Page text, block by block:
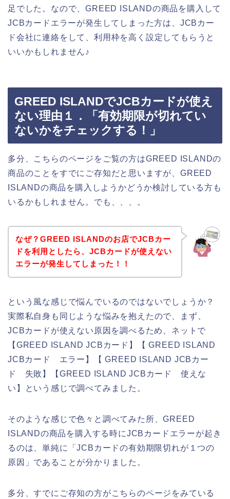
足でした。なので、GREED ISLANDの商品を購入して
JCBカードエラーが発生してしまった方は、JCBカー
ド会社に連絡をして、利用枠を高く設定してもらうと
いいかもしれません♪
GREED ISLANDでJCBカードが使え
ない理由１．「有効期限が切れてい
ないかをチェックする！」
多分、こちらのページをご覧の方はGREED ISLANDの
商品のことをすでにご存知だと思いますが、GREED
ISLANDの商品を購入しようかどうか検討している方も
いるかもしれません。でも、、、。
なぜ？GREED ISLANDのお店でJCBカー
ドを利用としたら、JCBカードが使えない
エラーが発生してしまった！！
という風な感じで悩んでいるのではないでしょうか？
実際私自身も同じような悩みを抱えたので、まず、
JCBカードが使えない原因を調べるため、ネットで
【GREED ISLAND JCBカード】【 GREED ISLAND
JCBカード エラー】【 GREED ISLAND JCBカー
ド 失敗】【GREED ISLAND JCBカード 使えな
い】という感じで調べてみました。
そのような感じで色々と調べてみた所、GREED
ISLANDの商品を購入する時にJCBカードエラーが起き
るのは、単純に「JCBカードの有効期限切れが１つの
原因」であることが分かりました。
多分、すでにご存知の方がこちらのページをみている